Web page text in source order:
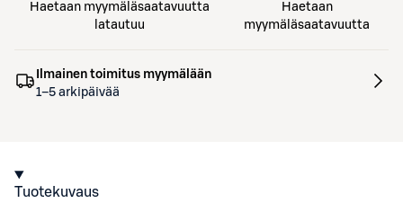
Haetaan myymäläsaatavuutta
latautuu
Haetaan
myymäläsaatavuutta
Ilmainen toimitus myymälään
1–5 arkipäivää
Tuotekuvaus